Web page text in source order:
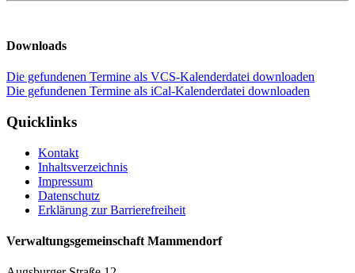
Downloads
Die gefundenen Termine als VCS-Kalenderdatei downloaden
Die gefundenen Termine als iCal-Kalenderdatei downloaden
Quicklinks
Kontakt
Inhaltsverzeichnis
Impressum
Datenschutz
Erklärung zur Barrierefreiheit
Verwaltungsgemeinschaft Mammendorf